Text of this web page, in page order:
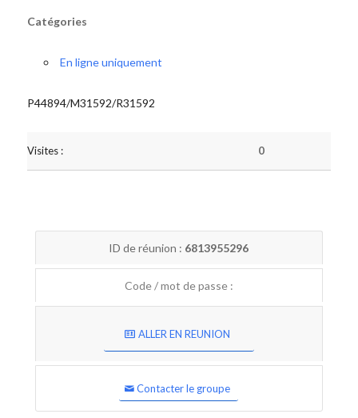
Catégories
En ligne uniquement
P44894/M31592/R31592
Visites : 0
ID de réunion : 6813955296
Code / mot de passe :
ALLER EN REUNION
Contacter le groupe